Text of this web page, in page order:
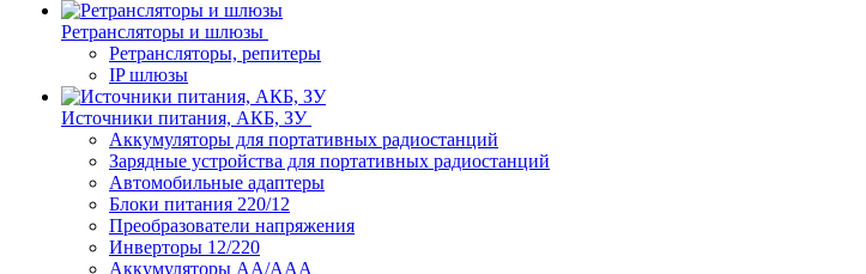
Ретрансляторы и шлюзы
Ретрансляторы, репитеры
IP шлюзы
Источники питания, АКБ, ЗУ
Аккумуляторы для портативных радиостанций
Зарядные устройства для портативных радиостанций
Автомобильные адаптеры
Блоки питания 220/12
Преобразователи напряжения
Инверторы 12/220
Аккумуляторы АА/ААА